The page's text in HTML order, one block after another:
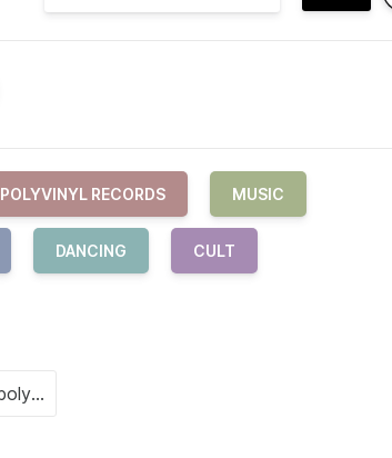
POLYVINYL RECORDS MUSIC
DANCING CULT